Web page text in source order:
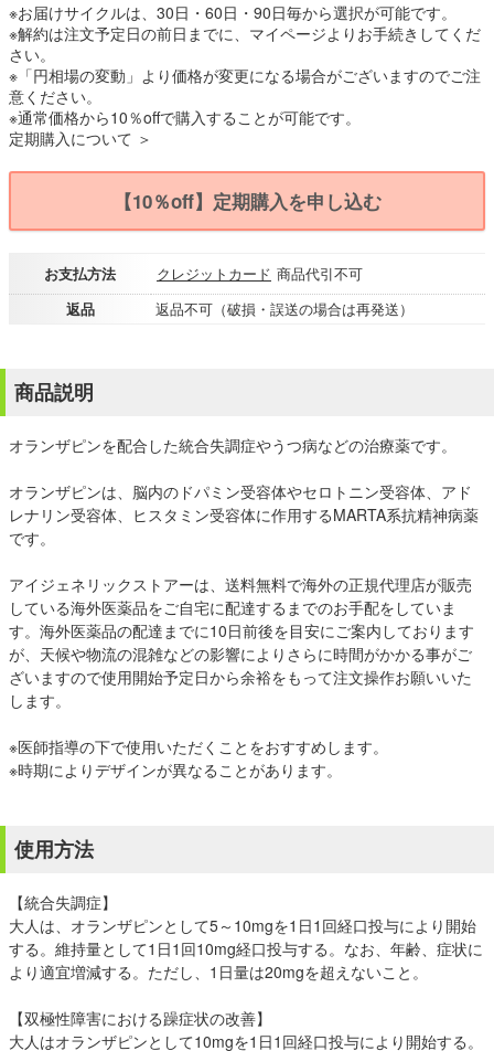
※お届けサイクルは、30日・60日・90日毎から選択が可能です。
※解約は注文予定日の前日までに、マイページよりお手続きしてくだ
さい。
※「円相場の変動」より価格が変更になる場合がございますのでご注
意ください。
※通常価格から10％offで購入することが可能です。
定期購入について ＞
【10％off】定期購入を申し込む
お支払方法 クレジットカード 商品代引不可
返品
返品不可（破損・誤送の場合は再発送）
商品説明
オランザピンを配合した統合失調症やうつ病などの治療薬です。
オランザピンは、脳内のドパミン受容体やセロトニン受容体、アド
レナリン受容体、ヒスタミン受容体に作用するMARTA系抗精神病薬
です。
アイジェネリックストアーは、送料無料で海外の正規代理店が販売
している海外医薬品をご自宅に配達するまでのお手配をしていま
す。海外医薬品の配達までに10日前後を目安にご案内しております
が、天候や物流の混雑などの影響によりさらに時間がかかる事がご
ざいますので使用開始予定日から余裕をもって注文操作お願いいた
します。
※医師指導の下で使用いただくことをおすすめします。
※時期によりデザインが異なることがあります。
使用方法
【統合失調症】
大人は、オランザピンとして5～10mgを1日1回経口投与により開始
する。維持量として1日1回10mg経口投与する。なお、年齢、症状に
より適宜増減する。ただし、1日量は20mgを超えないこと。
【双極性障害における躁症状の改善】
大人はオランザピンとして10mgを1日1回経口投与により開始する。